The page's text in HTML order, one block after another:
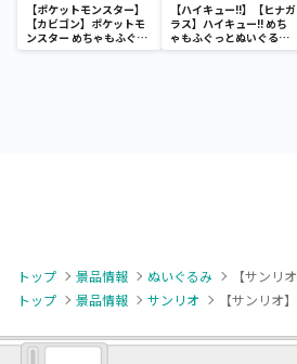
【ポケットモンスター】
【カビゴン】ポケットモ
ンスター めちゃもふぐっ
と ほっこりいやされぬい
【ハイキュー!!】【ヒナガ
ラス】ハイキュー!! めち
ゃもふぐっとぬいぐるみ
～ヒナガラス～
トップ 景品情報 ぬいぐるみ
トップ
景品情報 サンリオ